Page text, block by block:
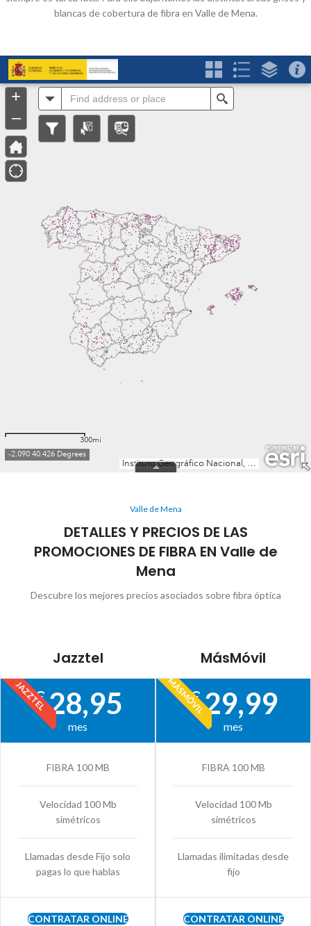
blancas de cobertura de fibra en Valle de Mena.
Valle de Mena
DETALLES Y PRECIOS DE LAS
PROMOCIONES DE FIBRA EN Valle de
Mena
Descubre los mejores precios asociados sobre fibra óptica
Jazztel
JAZZTEL
€28,95
mes
FIBRA 100 MB
Velocidad 100 Mb
simétricos
Llamadas desde Fijo solo
pagas lo que hablas
CONTRATAR ONLINE
MásMóvil
MÁSMÓVIL
€29,99
mes
FIBRA 100 MB
Velocidad 100 Mb
simétricos
Llamadas ilimitadas desde
fijo
CONTRATAR ONLINE